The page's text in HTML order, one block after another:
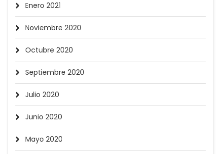
Enero 2021
Noviembre 2020
Octubre 2020
Septiembre 2020
Julio 2020
Junio 2020
Mayo 2020